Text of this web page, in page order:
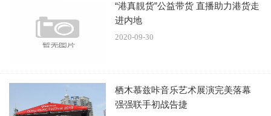
见到什么大的动作。这难免让人怀疑他们之间已经分手了，
而且就差公布了。但最新的牵手照可以证明他们之间的确是
没有分开，不管怎么样希望张继科和景甜好好的。
“港真靚货”公益带货 直播助力港货走
进内地
2020-09-30
栖木慕兹咔音乐艺术展演完美落幕
强强联手初战告捷